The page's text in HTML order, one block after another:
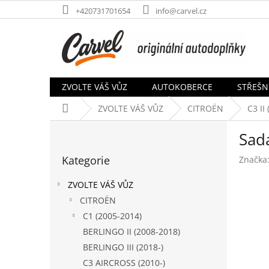
na
+420731701654 info@carvel.cz
ZVOLTE VÁŠ VŮZ AUTOKOBERCE
Domů ZVOLTE VÁŠ VŮZ CITROËN C3 II
kategorie
Kategorie
ZVOLTE VÁŠ VŮZ
CITROËN
C1 (2005-2014)
BERLINGO II (2008-2018)
BERLINGO III (2018-)
C3 AIRCROSS (2010-)
Značka: